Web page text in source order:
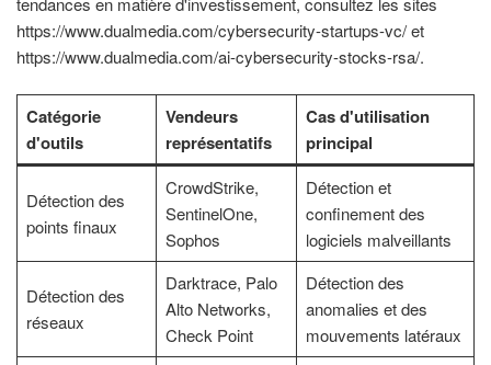
https://www.dualmedia.com/cybersecurity-startups-vc/ et
https://www.dualmedia.com/ai-cybersecurity-stocks-rsa/.
Catégorie
d'outils
Vendeurs
représentatifs
Cas d'utilisation
principal
Détection des
points finaux
CrowdStrike,
SentinelOne,
Sophos
Détection et
confinement des
logiciels malveillants
Détection des
réseaux
Darktrace, Palo
Alto Networks,
Check Point
Détection des
anomalies et des
mouvements latéraux